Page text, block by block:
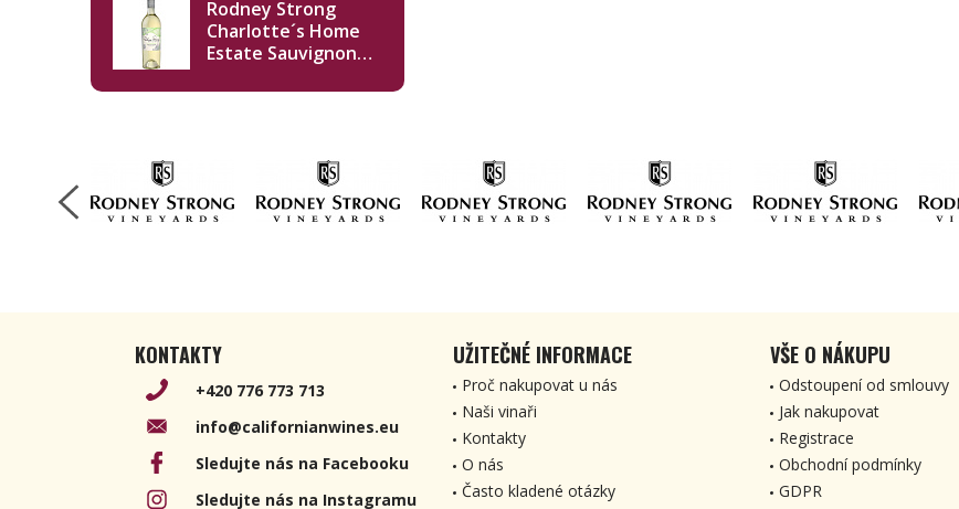
Rodney Strong
Charlotte´s Home
Estate Sauvignon
KONTAKTY
+420 776 773 713
info@californianwines.eu
Sledujte nás na Facebooku
Sledujte nás na Instagramu
UŽITEČNÉ INFORMACE
Proč nakupovat u nás
Naši vinaři
Kontakty
O nás
Často kladené otázky
VŠE O NÁKUPU
Odstoupení od smlouvy
Jak nakupovat
Registrace
Obchodní podmínky
GDPR